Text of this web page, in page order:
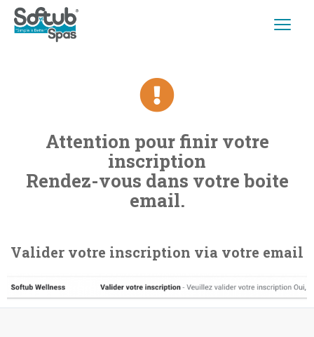
Attention pour finir votre
inscription
Rendez-vous dans votre boite
email.
Valider votre inscription via votre email